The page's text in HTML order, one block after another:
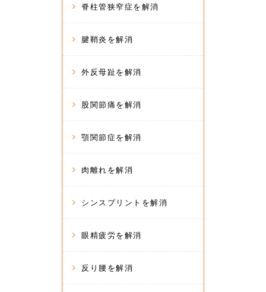
脊柱管狭窄症を解消
腱鞘炎を解消
外反母趾を解消
股関節痛を解消
顎関節症を解消
肉離れを解消
シンスプリントを解消
眼精疲労を解消
反り腰を解消